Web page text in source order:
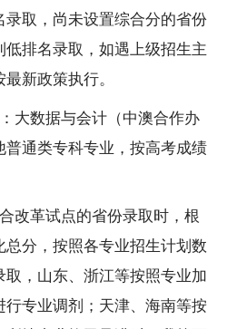
录取，尚未设置综合分的省份
排名录取，如遇上级招生主
新政策执行。
大数据与会计（中澳合作办
通类专科专业，按高考成绩
改革试点的省份录取时，根
分，按照各专业招生计划数
，山东、浙江等按照专业加
专业调剂；天津、海南等按